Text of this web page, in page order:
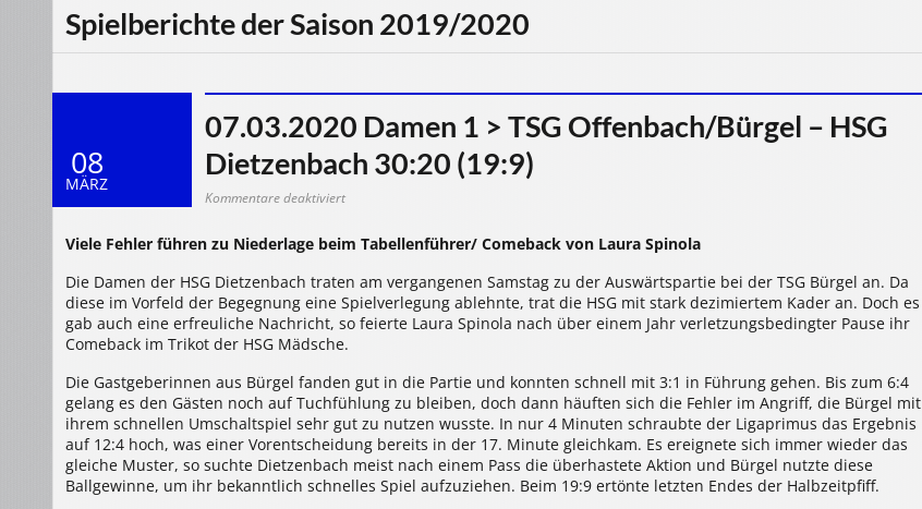
Spielberichte der Saison 2019/2020
08
MÄRZ
07.03.2020 Damen 1 > TSG Offenbach/Bürgel – HSG
Dietzenbach 30:20 (19:9)
Kommentare deaktiviertfür
>
–
HSG
Dietzenbach
30:20
(19:9)
Viele Fehler führen zu Niederlage beim Tabellenführer/ Comeback von Laura Spinola
Die Damen der HSG Dietzenbach traten am vergangenen Samstag zu der Auswärtspartie bei der TSG Bürgel an. Da
diese im Vorfeld der Begegnung eine Spielverlegung ablehnte, trat die HSG mit stark dezimiertem Kader an. Doch es
gab auch eine erfreuliche Nachricht, so feierte Laura Spinola nach über einem Jahr verletzungsbedingter Pause ihr
Comeback im Trikot der HSG Mädsche.
Die Gastgeberinnen aus Bürgel fanden gut in die Partie und konnten schnell mit 3:1 in Führung gehen. Bis zum 6:4
gelang es den Gästen noch auf Tuchfühlung zu bleiben, doch dann häuften sich die Fehler im Angriff, die Bürgel mit
ihrem schnellen Umschaltspiel sehr gut zu nutzen wusste. In nur 4 Minuten schraubte der Ligaprimus das Ergebnis
auf 12:4 hoch, was einer Vorentscheidung bereits in der 17. Minute gleichkam. Es ereignete sich immer wieder das
gleiche Muster, so suchte Dietzenbach meist nach einem Pass die überhastete Aktion und Bürgel nutzte diese
Ballgewinne, um ihr bekanntlich schnelles Spiel aufzuziehen. Beim 19:9 ertönte letzten Endes der Halbzeitpfiff.